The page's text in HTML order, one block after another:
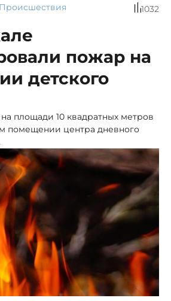
Происшествия 1032
пожар на
детского
площади 10 квадратных метров
помещении центра дневного